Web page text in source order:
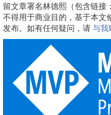
留文章署名林德熙（包含链接
不得用于商业目的，基于本文
发布。如有任何疑问，请 与我